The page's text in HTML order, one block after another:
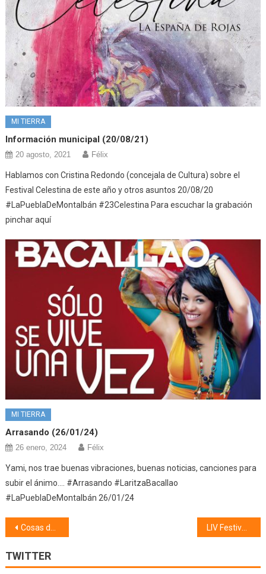
MI TIERRA
Información municipal (20/08/21)
20 agosto, 2021 Félix
Hablamos con Cristina Redondo (concejala de Cultura) sobre el
Festival Celestina de este año y otros asuntos 20/08/20
#LaPueblaDeMontalbán #23Celestina Para escuchar la grabación
pinchar aquí
MI TIERRA
Arrasando (26/01/24)
26 enero, 2024 Félix
Yami, nos trae buenas vibraciones, buenas noticias, canciones para
subir el ánimo…. #Arrasando #LaritzaBacallao
#LaPueblaDeMontalbán 26/01/24
Navegación
de
Cosas de mi pueblo, Coplillas y Apodos (08/07/25) LIV Festival Internacional Aires del Tajo (10/07/25)
TWITTER